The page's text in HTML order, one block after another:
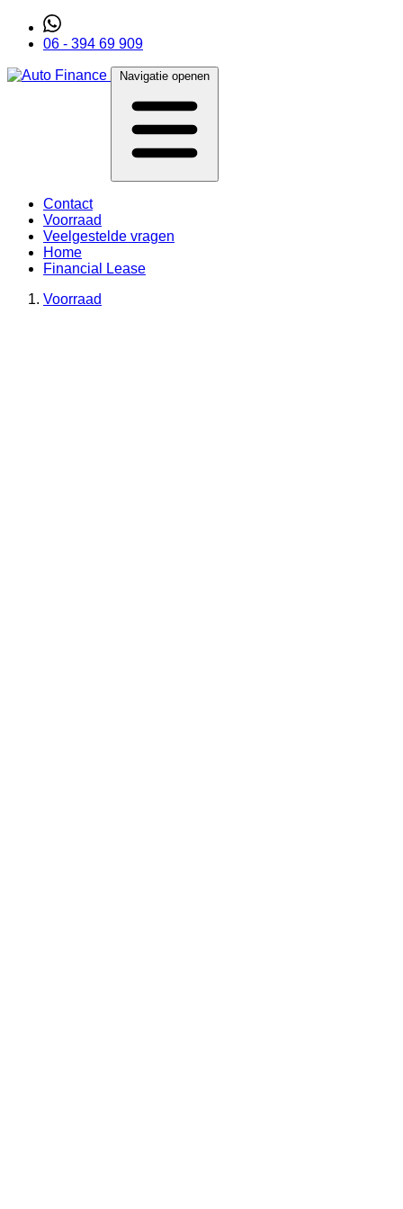
06 - 394 69 909
Navigatie openen
Contact
Voorraad
Veelgestelde vragen
Home
Financial Lease
Voorraad